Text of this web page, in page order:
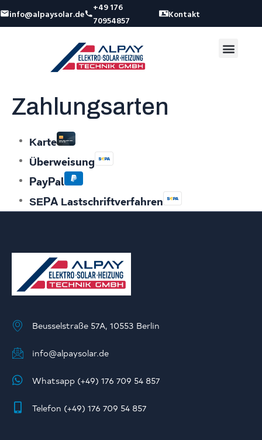
info@alpaysolar.de
+49 176
70954857
Kontakt
Zahlungsarten
Karte
Überweisung
PayPal
SEPA Lastschriftverfahren
Beusselstraße 57A, 10553 Berlin
info@alpaysolar.de
Whatsapp (+49) 176 709 54 857
Telefon (+49) 176 709 54 857